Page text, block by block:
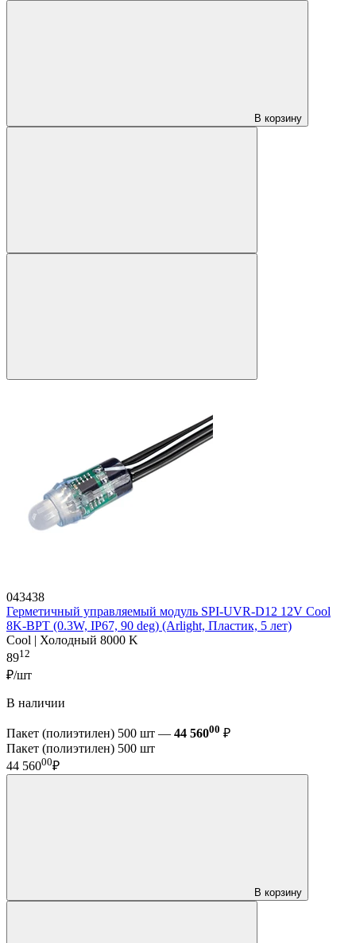
В корзину
043438
Герметичный управляемый модуль SPI-UVR-D12 12V Cool
8K-BPT (0.3W, IP67, 90 deg) (Arlight, Пластик, 5 лет)
Cool | Холодный 8000 K
8912
₽/шт
В наличии
Пакет (полиэтилен) 500 шт — 44 56000 ₽
Пакет (полиэтилен) 500 шт
44 56000₽
В корзину